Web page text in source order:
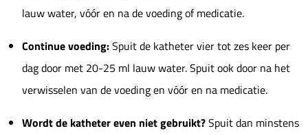
lauw water, vóór en na de voeding of medicatie.
Continue voeding:Spuit de katheter vier tot zes keer per
dag door met 20-25 ml lauw water. Spuit ook door na het
verwisselen van de voeding en vóór en na medicatie.
Wordt de katheter even niet gebruikt?Spuit dan minstens